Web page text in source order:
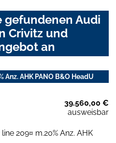
gefundenen Audi
Crivitz und
an
AHK PANO B&O HeadU
39.560,00 €
ausweisbar